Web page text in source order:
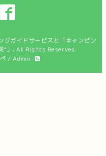
グガイドサービスと「キャンピン
」 . All Rights Reserved.
/ Admin